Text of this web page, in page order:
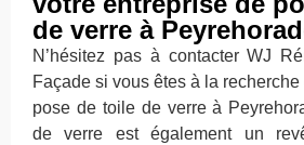
de verre à
N’hésitez pas à contacter WJ
Façade si vous êtes à la recherche
pose de toile de verre à
de verre est également un